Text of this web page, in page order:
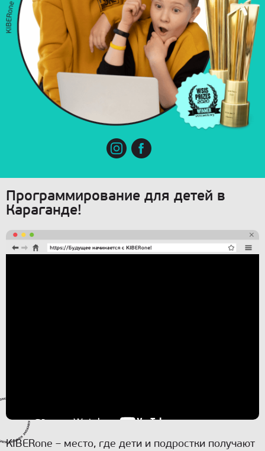
Программирование для детей в
Караганде!
KIBERone – место, где дети и подростки получают